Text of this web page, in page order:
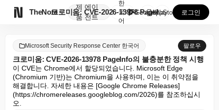
TheNote
제
품
에이
전트
크로미움: CVE-2026-13978 PageInfo의...
한
국
어
GooglePlay
AppStore 로그인
Microsoft Security Response Center 한국어 팔로우
크로미움: CVE-2026-13978 PageInfo의 불충분한 정책 시행
이 CVE는 Chrome에서 할당되었습니다. Microsoft Edge
(Chromium 기반)는 Chromium을 사용하며, 이는 이 취약점을
해결합니다. 자세한 내용은 [Google Chrome Releases]
(https://chromereleases.googleblog.com/2026)를 참조하십시
오.